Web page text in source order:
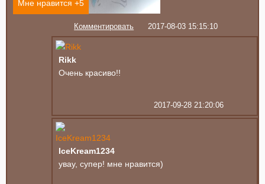
Мне нравится +5
Комментировать 2017-08-03 15:15:10
Rikk
Очень красиво!!
2017-09-28 21:20:06
IceKream1234
увау, супер! мне нравится)